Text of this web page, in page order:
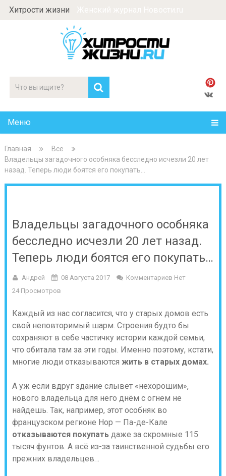
Хитрости жизни
Меню
Главная
Все
Владельцы загадочного особняка бесследно исчезли 20 лет
назад. Теперь люди боятся его покупать…
Владельцы загадочного особняка
бесследно исчезли 20 лет назад.
Теперь люди боятся его покупать…
Андрей 08 Августа 2017
Комментариев Нет
24 Просмотров
Каждый из нас согласится, что у старых домов есть
свой неповторимый шарм. Строения будто бы
сохраняют в себе частичку истории каждой семьи,
что обитала там за эти годы. Именно поэтому, кстати,
многие люди отказываются жить в старых домах.
А уж если вдруг здание слывет «нехорошим»,
нового владельца для него днём с огнем не
найдешь. Так, например, этот особняк во
французском регионе Нор — Па-де-Кале
отказываются покупатьдаже за скромные 115
тысяч фунтов. А всё из-за таинственной судьбы его
прежних владельцев…